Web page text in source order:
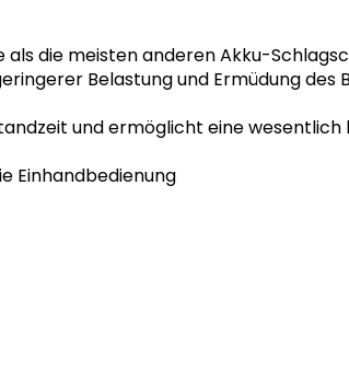
als die meisten anderen Akku-
Belastung und Ermüdung des
und ermöglicht eine wesentlich
Einhandbedienung